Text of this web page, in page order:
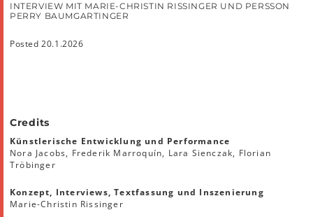
INTERVIEW MIT MARIE-CHRISTIN RISSINGER UND PERSSON
PERRY BAUMGARTINGER
Posted 20.1.2026
Credits
Künstlerische Entwicklung und Performance
Nora Jacobs, Frederik Marroquín, Lara Sienczak, Florian
Tröbinger
Konzept, Interviews, Textfassung und Inszenierung
Marie-Christin Rissinger